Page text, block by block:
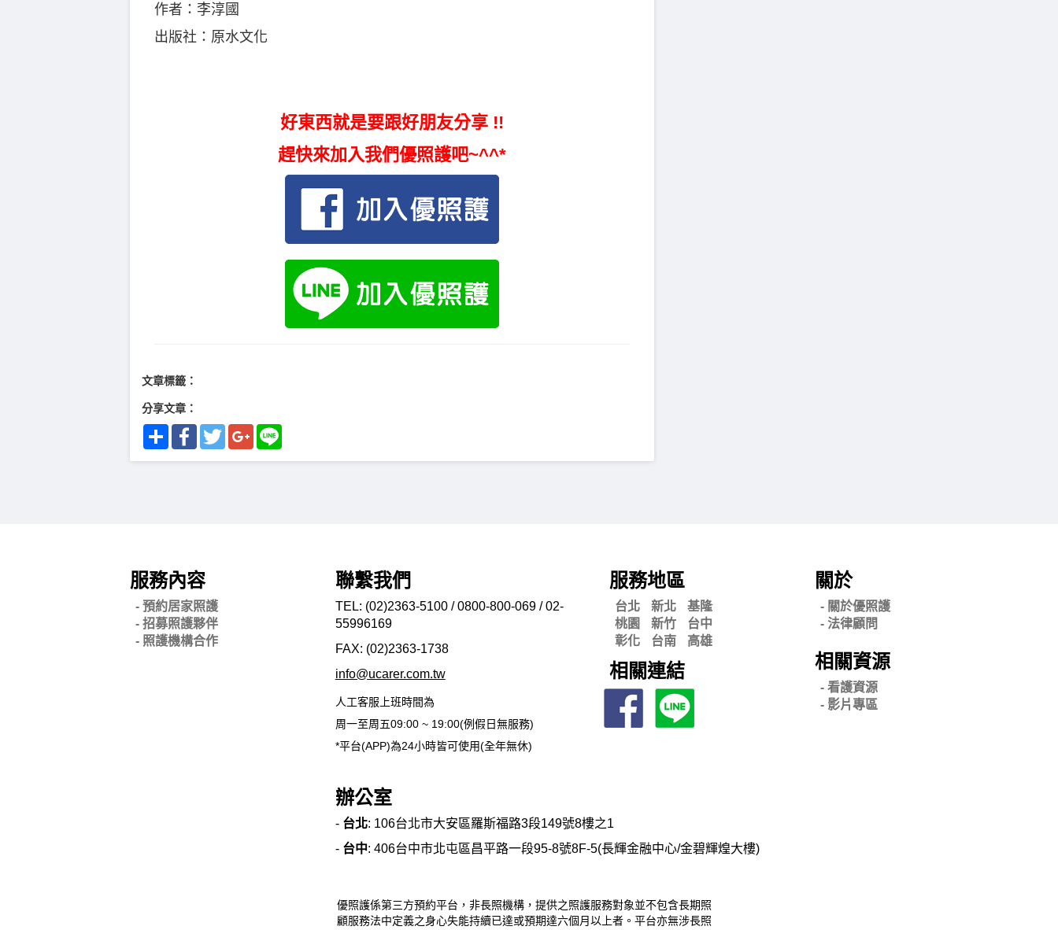
作者：李淳國
出版社：原水文化
好東西就是要跟好朋友分享 !!
趕快來加入我們優照護吧~^^*
文章標籤：
分享文章：
ShareFacebookTwitterGoogle+Line
服務內容
- 預約居家照護
- 招募照護夥伴
- 照護機構合作
聯繫我們
TEL: (02)2363-5100 / 0800-800-069 / 02-
55996169
FAX: (02)2363-1738
info@ucarer.com.tw
人工客服上班時間為
周一至周五09:00 ~ 19:00(例假日無服務)
*平台(APP)為24小時皆可使用(全年無休)
服務地區
台北 新北
基隆
桃園
新竹
台中
彰化
台南 高雄
相關連結
關於
- 關於優照護
-法律顧問
相關資源
- 看護資源
- 影片專區
辦公室
- 台北: 106台北市大安區羅斯福路3段149號8樓之1
- 台中: 406台中市北屯區昌平路一段95-8號8F-5(長輝金融中心/金碧輝煌大樓)
優照護係第三方預約平台，非長照機構，提供之照護服務對象並不包含長期照
顧服務法中定義之身心失能持續已達或預期達六個月以上者。平台亦無涉長照